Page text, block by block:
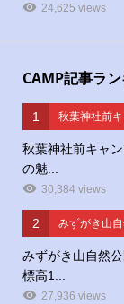
24,625 views
CAMP記事ラ
1 秋葉神社前
秋葉神社前キャ
の魅...
30,384 views
2 みずがき山
みずがき山自然
標高1...
27,936 views